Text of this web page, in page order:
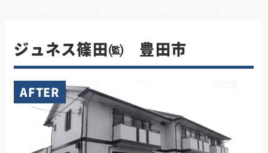
ジュネス篠田㈼ 豊田市